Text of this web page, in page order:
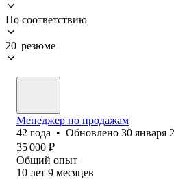
По соответствию
20 резюме
Менеджер по продажам
42 года • Обновлено 30 января
35 000 ₽
Общий опыт
10 лет 9 месяцев